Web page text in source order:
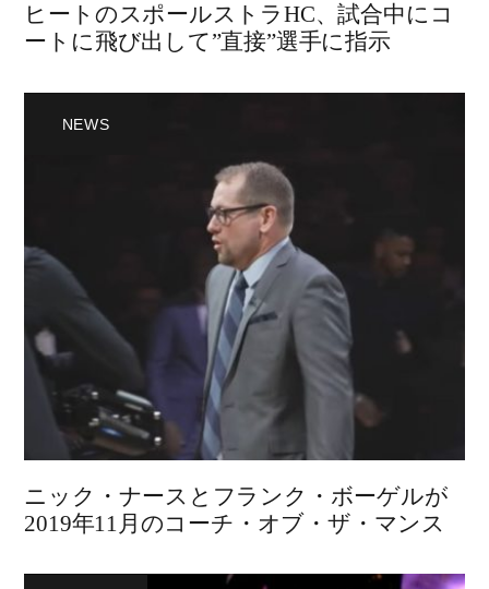
ヒートのスポールストラHC、試合中にコ
ートに飛び出して”直接”選手に指示
NEWS
ニック・ナースとフランク・ボーゲルが
2019年11月のコーチ・オブ・ザ・マンス